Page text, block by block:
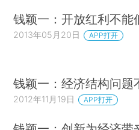
钱颖一：开放红利不能
2013年05月20日 APP打开
钱颖一：经济结构问题
2012年11月19日 APP打开